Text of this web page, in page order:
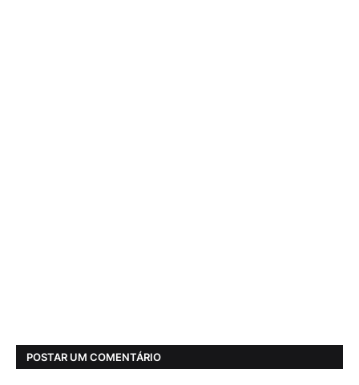
POSTAR UM COMENTÁRIO